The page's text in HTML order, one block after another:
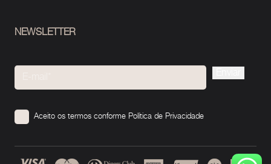
NEWSLETTER
Aceito os termos conforme Política de Privacidade